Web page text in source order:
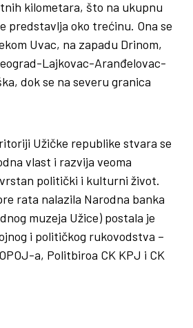
kilometara, što na ukupnu
predstavlja oko trećinu. Ona se
Uvac, na zapadu Drinom,
Lajkovac-Aranđelovac-
dok se na severu granica
Užičke republike stvara se
vlast i razvija veoma
politički i kulturni život.
rata nalazila Narodna banka
muzeja Užice) postala je
i političkog rukovodstva –
a, Politbiroa CK KPJ i CK